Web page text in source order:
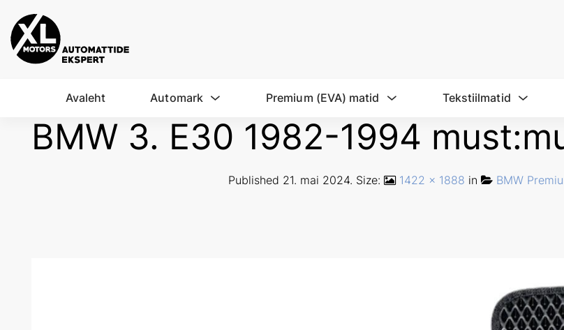
Avaleht Automark Premium (EVA) matid Tekstiilmatid
BMW 3. E30 1982-1994
Published 21. mai 2024. Size: 1422 × 1888 in BMW